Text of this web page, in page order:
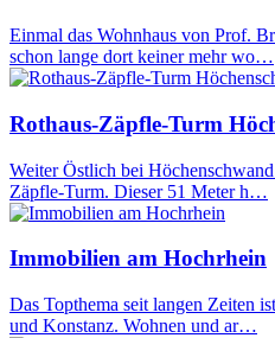
Einmal das Wohnhaus von Prof.
schon lange dort keiner mehr wo…
Rothaus-Zäpfle-Turm
Weiter Östlich bei
Zäpfle-Turm. Dieser 51 Meter h…
Immobilien am Hochrhein
Das Topthema seit langen Zeiten
und Konstanz. Wohnen und ar…